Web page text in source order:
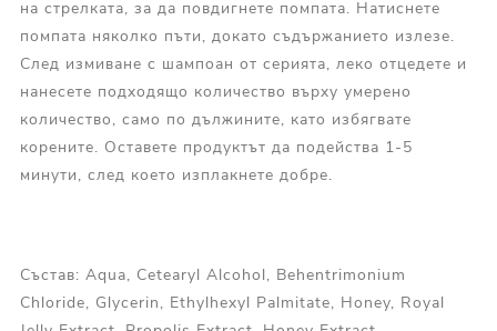
на стрелката, за да повдигнете помпата. Натиснете
помпата няколко пъти, докато съдържанието излезе.
След измиване с шампоан от серията, леко отцедете и
нанесете подходящо количество върху умерено
количество, само по дължините, като избягвате
корените. Оставете продуктът да подейства 1-5
минути, след което изплакнете добре.
Състав: Aqua, Cetearyl Alcohol, Behentrimonium
Chloride, Glycerin, Ethylhexyl Palmitate, Honey, Royal